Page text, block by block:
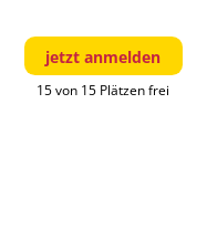
jetzt anmelden
15 von 15 Plätzen frei